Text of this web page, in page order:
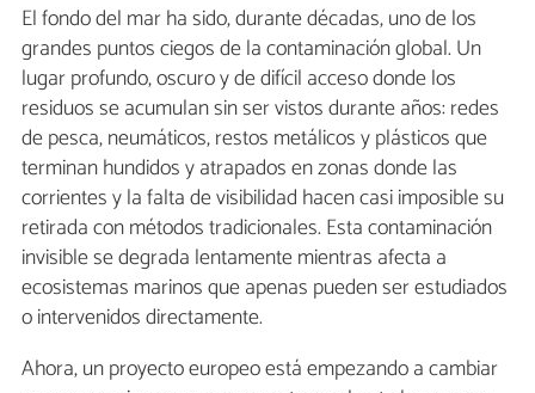
El fondo del mar ha sido, durante décadas, uno de los
grandes puntos ciegos de la contaminación global. Un
lugar profundo, oscuro y de difícil acceso donde los
residuos se acumulan sin ser vistos durante años: redes
de pesca, neumáticos, restos metálicos y plásticos que
terminan hundidos y atrapados en zonas donde las
corrientes y la falta de visibilidad hacen casi imposible su
retirada con métodos tradicionales. Esta contaminación
invisible se degrada lentamente mientras afecta a
ecosistemas marinos que apenas pueden ser estudiados
o intervenidos directamente.
Ahora, un proyecto europeo está empezando a cambiar